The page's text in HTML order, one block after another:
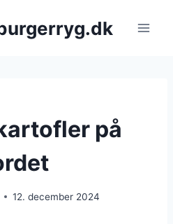
på
12. december 2024